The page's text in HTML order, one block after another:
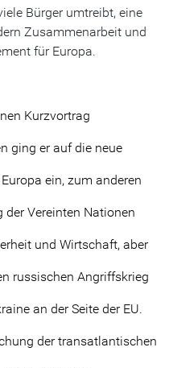
Bürger umtreibt, eine
Zusammenarbeit und
für Europa.
Kurzvortrag
ging er auf die neue
ein, zum anderen
Vereinten Nationen
und Wirtschaft, aber
russischen Angriffskrieg
an der Seite der EU.
der transatlantischen